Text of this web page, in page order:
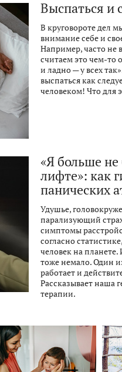
Выспаться и
В круговороте дел
внимание себе и
Например, часто не
считаем это чем-
и ладно — у всех
выспаться как
человеком! Что для
«Я больше не
лифте»: как
панических
Удушье,
парализующий
симптомы
согласно
человек на планете.
тоже немало. Один
работает и
Рассказывает наша
терапии.